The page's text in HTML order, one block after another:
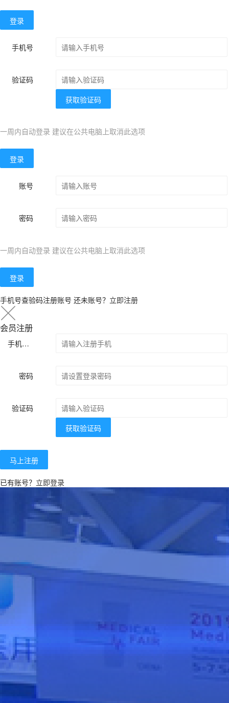
登录
手机号
验证码
获取验证码
一周内自动登录 建议在公共电脑上取消此选项
登录
账号
密码
一周内自动登录 建议在公共电脑上取消此选项
登录
手机号查验码注册账号 还未账号？ 立即注册
会员注册
手机号码
密码
验证码
获取验证码
马上注册
已有账号？ 立即登录